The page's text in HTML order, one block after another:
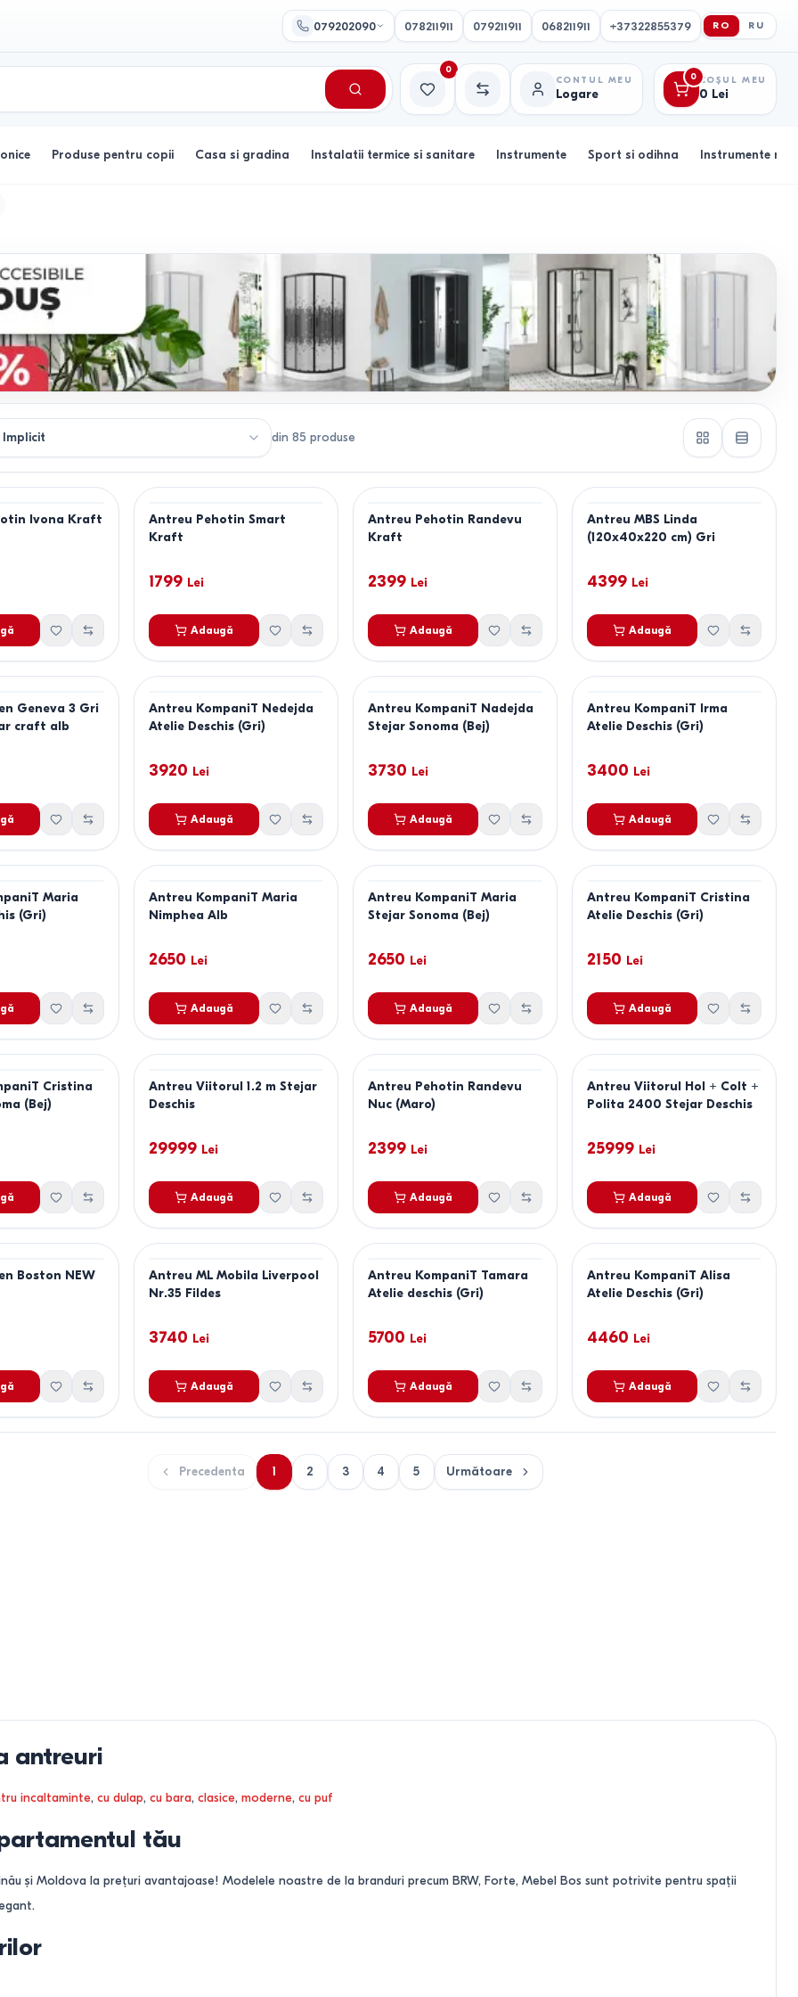
079202090 078211911 079211911 068211911 +37322855379 RO RU
Favorite
0
Comparație
CONTUL MEU
Logare
0 COȘUL MEU
0 Lei
Produse pentru copii Casa si gradina Instalatii termice si sanitare Instrumente Sport si odihna Instrumente
din 85 produse
Ivona Kraft
Antreu Pehotin Smart
Kraft
1799 Lei
Adaugă
Antreu Pehotin Randevu
Kraft
2399 Lei
Adaugă
Antreu MBS Linda
(120x40x220 cm) Gri
4399 Lei
Adaugă
Geneva 3 Gri
craft alb
Antreu KompaniT Nedejda
Atelie Deschis (Gri)
3920 Lei
Adaugă
Antreu KompaniT Nadejda
Stejar Sonoma (Bej)
3730 Lei
Adaugă
Antreu KompaniT Irma
Atelie Deschis (Gri)
3400 Lei
Adaugă
Maria
(Gri)
Antreu KompaniT Maria
Nimphea Alb
2650 Lei
Adaugă
Antreu KompaniT Maria
Stejar Sonoma (Bej)
2650 Lei
Adaugă
Antreu KompaniT Cristina
Atelie Deschis (Gri)
2150 Lei
Adaugă
Cristina
(Bej)
Antreu Viitorul 1.2 m Stejar
Deschis
29999 Lei
Adaugă
Antreu Pehotin Randevu
Nuc (Maro)
2399 Lei
Adaugă
Antreu Viitorul Hol + Colt +
Polita 2400 Stejar Deschis
25999 Lei
Adaugă
Boston NEW
Antreu ML Mobila Liverpool
Nr.35 Fildes
3740 Lei
Adaugă
Antreu KompaniT Tamara
Atelie deschis (Gri)
5700 Lei
Adaugă
Antreu KompaniT Alisa
Atelie Deschis (Gri)
4460 Lei
Adaugă
Precedenta 1 2 3 4 5 Următoare
antreuri
incaltaminte, cu dulap, cu bara, clasice, modernе, cu puf
tău
și Moldova la prețuri avantajoase! Modelele noastre de la branduri precum BRW, Forte, Mebel Bos sunt potrivite pentru spații